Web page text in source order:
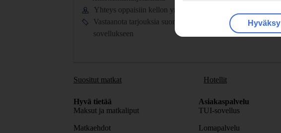
Yhteys oppaisiin kellon ympäri
Vastaanota tarjouksia suoraan
sovellukseen
Suositut matkat Hotellit
Hyvä tietää
Maksut ja matkaliput
Matkaehdot
Asiakaspalvelu
TUI-sovellus
Lomapalvelu
Hyväksy